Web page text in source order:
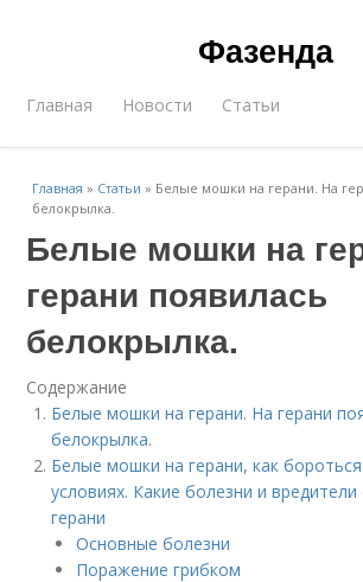
Фазенда
Главная Новости Статьи
Главная » Статьи » Белые мошки на герани. На
белокрылка.
Белые мошки на
герани появилась
белокрылка.
Содержание
Белые мошки на герани. На герани
белокрылка.
Белые мошки на герани, как
условиях. Какие болезни и
герани
Основные болезни
Поражение грибком